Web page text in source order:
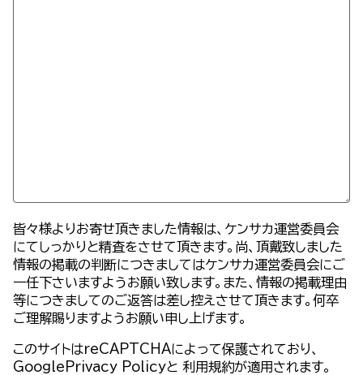
皆々様よりお寄せ頂きました情報は、ケンサカ運営委員会
にてしっかりと精査をさせて頂きます。尚、頂戴致しました
情報の掲載の判断につきましてはケンサカ運営委員会にご
一任下さいますようお願い致します。また、情報の掲載理由
等につきましてのご返答は差し控えさせて頂きます。何卒
ご理解賜りますようお願い申し上げます。
このサイトはreCAPTCHAによって保護されており、
GooglePrivacy Policyと 利用規約が適用されます。